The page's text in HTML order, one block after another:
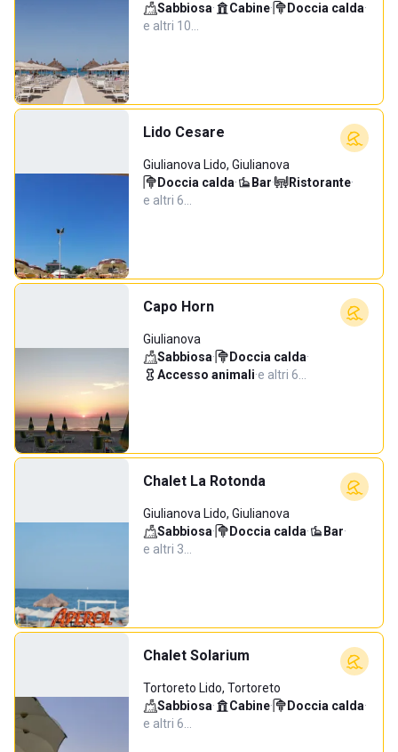
Sabbiosa· Cabine· Doccia calda·
e altri 10…
Lido Cesare
Giulianova Lido, Giulianova
Doccia calda· Bar· Ristorante·
e altri 6…
Capo Horn
Giulianova
Sabbiosa· Doccia calda·
Accesso animali·e altri 6…
Chalet La Rotonda
Giulianova Lido, Giulianova
Sabbiosa· Doccia calda· Bar·
e altri 3…
Chalet Solarium
Tortoreto Lido, Tortoreto
Sabbiosa· Cabine· Doccia calda·
e altri 6…